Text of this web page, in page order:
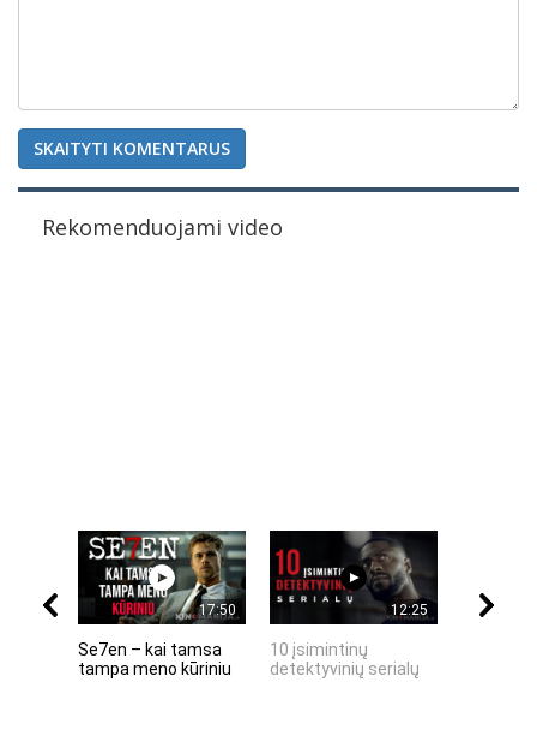
SKAITYTI KOMENTARUS
Rekomenduojami video
17:50
Se7en – kai tamsa
tampa meno kūriniu
12:25
10 įsimintinų
detektyvinių serialų